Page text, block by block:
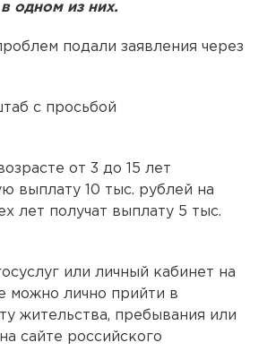
одном из них.
подали заявления через
с просьбой
от 3 до 15 лет
выплату 10 тыс. рублей на
лет получат выплату 5 тыс.
или личный кабинет на
можно лично прийти в
жительства, пребывания или
сайте российского